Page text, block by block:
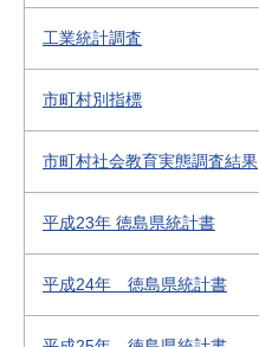
工業統計調査
市町村別指標
市町村社会教育実態調査結果
平成23年 徳島県統計書
平成24年 徳島県統計書